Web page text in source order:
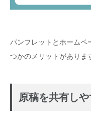
パンフレットとホームペ
つかのメリットがありま
原稿を共有し